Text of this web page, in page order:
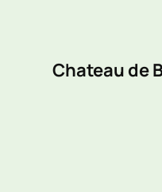
Chateau de